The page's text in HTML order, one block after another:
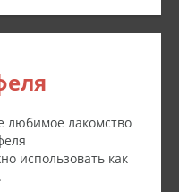
любимое лакомство
использовать как